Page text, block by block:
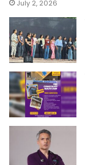
July 2, 2026